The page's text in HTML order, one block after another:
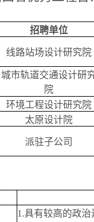
招聘单位
线路站场设计研究院
城市轨道交通设计研
院
环境工程设计研究院
太原设计院
派驻子公司
1.具有较高的政